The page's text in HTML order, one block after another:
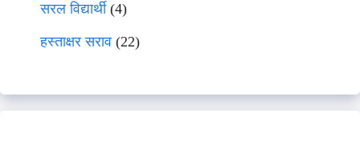
सरल विद्यार्थी(4)
हस्ताक्षर सराव (22)